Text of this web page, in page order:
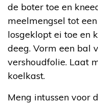
de boter toe en
meelmengsel tot
losgeklopt ei toe en
deeg. Vorm een bal
vershoudfolie. Laat
koelkast.
Meng intussen voor